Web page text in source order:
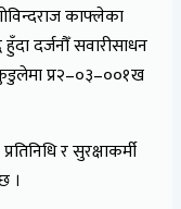
काफ्लेका
दर्जनौँ सवारीसाधन
कुडुलेमा प्र२–०३–००१ख
र सुरक्षाकर्मी
।